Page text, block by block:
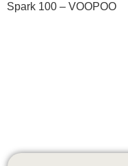
Spark 100 – VOOPOO